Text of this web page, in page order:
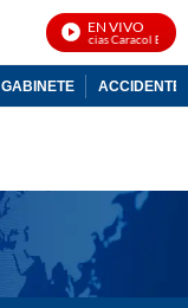
EN VIVO
Noticias Caracol En Vivo
GABINETE ACCIDENTE